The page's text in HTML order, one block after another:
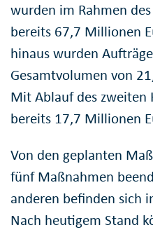
wurden im Rahmen
bereits 67,7 Millionen
hinaus wurden
Gesamtvolumen von
Mit Ablauf des zweiten
bereits 17,7 Millionen
Von den geplanten
fünf Maßnahmen
anderen befinden sich
Nach heutigem Stand